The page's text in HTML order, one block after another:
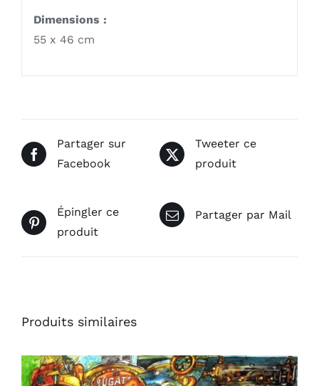
Dimensions :
55 x 46 cm
Partager sur
Facebook
Tweeter ce
produit
Épingler ce
produit
Partager par Mail
Produits similaires